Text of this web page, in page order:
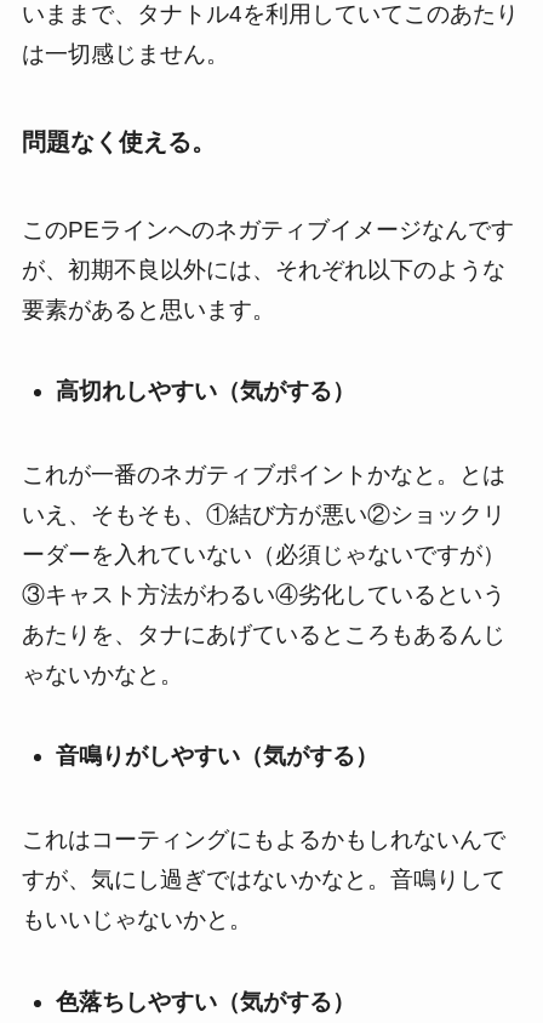
いままで、タナトル4を利用していてこのあたり
は一切感じません。
問題なく使える。
このPEラインへのネガティブイメージなんです
が、初期不良以外には、それぞれ以下のような
要素があると思います。
高切れしやすい（気がする）
これが一番のネガティブポイントかなと。とは
いえ、そもそも、①結び方が悪い②ショックリ
ーダーを入れていない（必須じゃないですが）
③キャスト方法がわるい④劣化しているという
あたりを、タナにあげているところもあるんじ
ゃないかなと。
音鳴りがしやすい（気がする）
これはコーティングにもよるかもしれないんで
すが、気にし過ぎではないかなと。音鳴りして
もいいじゃないかと。
色落ちしやすい（気がする）